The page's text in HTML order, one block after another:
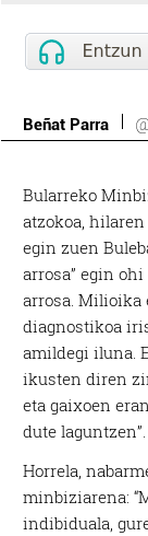
Beñat Parra
Bularreko
atzokoa,
egin zuen
arrosa” egin
arrosa. Milioika
diagnostikoa
amildegi iluna.
ikusten diren
eta gaixoen
dute laguntzen”.
Horrela,
minbiziarena:
indibiduala,